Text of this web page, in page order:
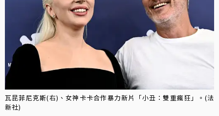
瓦昆菲尼克斯(右)、女神卡卡合作暴力新片「小丑：雙重瘋狂」。(法
新社)